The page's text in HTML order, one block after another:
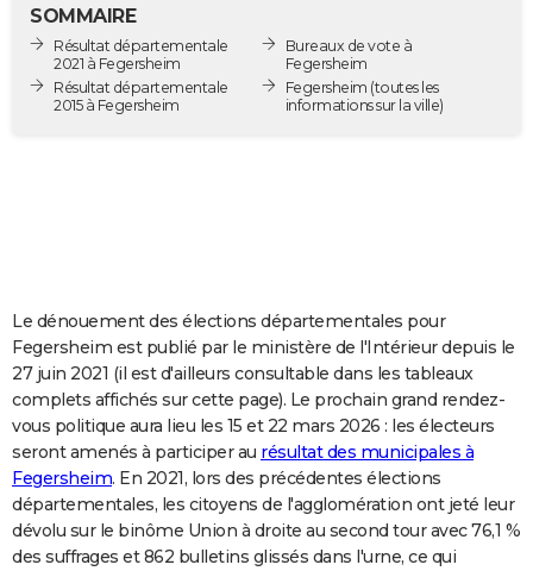
Destinations
City break
Voyage nature
Voyage de noces
Forum
Climat
GUIDES D'ACHAT
COPAINS D'AVANT
S'inscrire
Se connecter
Lycées
Collèges
Primaires
Universités
Entreprises
Service militaire
Avis de recherche
AVIS DE DÉCÈS
FORUM
Bricolage
Lifestyle
Culture
Sport
Auto
Television
Voyage
Cinema
SOMMAIRE
Résultat départementale
2021 à Fegersheim
Résultat départementale
2015 à Fegersheim
Bureaux de vote à
Fegersheim
Fegersheim (toutes les
informations sur la ville)
Le dénouement des élections départementales pour
Fegersheim est publié par le ministère de l'Intérieur depuis le
27 juin 2021 (il est d'ailleurs consultable dans les tableaux
complets affichés sur cette page). Le prochain grand rendez-
vous politique aura lieu les 15 et 22 mars 2026 : les électeurs
seront amenés à participer au résultat des municipales à
Fegersheim. En 2021, lors des précédentes élections
départementales, les citoyens de l'agglomération ont jeté leur
dévolu sur le binôme Union à droite au second tour avec 76,1 %
des suffrages et 862 bulletins glissés dans l'urne, ce qui